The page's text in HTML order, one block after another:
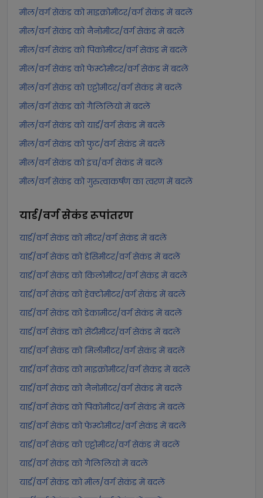
मील/वर्ग सेकंड को माइक्रोमीटर/वर्ग सेकंड में बदलें
मील/वर्ग सेकंड को नैनोमीटर/वर्ग सेकंड में बदलें
मील/वर्ग सेकंड को पिकोमीटर/वर्ग सेकंड में बदलें
मील/वर्ग सेकंड को फेम्टोमीटर/वर्ग सेकंड में बदलें
मील/वर्ग सेकंड को एट्टोमीटर/वर्ग सेकंड में बदलें
मील/वर्ग सेकंड को गैलिलियो में बदलें
मील/वर्ग सेकंड को यार्ड/वर्ग सेकंड में बदलें
मील/वर्ग सेकंड को फुट/वर्ग सेकंड में बदलें
मील/वर्ग सेकंड को इंच/वर्ग सेकंड में बदलें
मील/वर्ग सेकंड को गुरुत्वाकर्षण का त्वरण में बदलें
यार्ड/वर्ग सेकंडरूपांतरण
यार्ड/वर्ग सेकंड को मीटर/वर्ग सेकंड में बदलें
यार्ड/वर्ग सेकंड को डेसिमीटर/वर्ग सेकंड में बदलें
यार्ड/वर्ग सेकंड को किलोमीटर/वर्ग सेकंड में बदलें
यार्ड/वर्ग सेकंड को हेक्टोमीटर/वर्ग सेकंड में बदलें
यार्ड/वर्ग सेकंड को डेकामीटर/वर्ग सेकंड में बदलें
यार्ड/वर्ग सेकंड को सेंटीमीटर/वर्ग सेकंड में बदलें
यार्ड/वर्ग सेकंड को मिलीमीटर/वर्ग सेकंड में बदलें
यार्ड/वर्ग सेकंड को माइक्रोमीटर/वर्ग सेकंड में बदलें
यार्ड/वर्ग सेकंड को नैनोमीटर/वर्ग सेकंड में बदलें
यार्ड/वर्ग सेकंड को पिकोमीटर/वर्ग सेकंड में बदलें
यार्ड/वर्ग सेकंड को फेम्टोमीटर/वर्ग सेकंड में बदलें
यार्ड/वर्ग सेकंड को एट्टोमीटर/वर्ग सेकंड में बदलें
यार्ड/वर्ग सेकंड को गैलिलियो में बदलें
यार्ड/वर्ग सेकंड को मील/वर्ग सेकंड में बदलें